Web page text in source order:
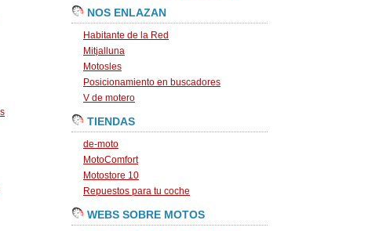
NOS ENLAZAN
Habitante de la Red
Mitjalluna
Motosles
Posicionamiento en buscadores
V de motero
TIENDAS
de-moto
MotoComfort
Motostore 10
Repuestos para tu coche
WEBS SOBRE MOTOS